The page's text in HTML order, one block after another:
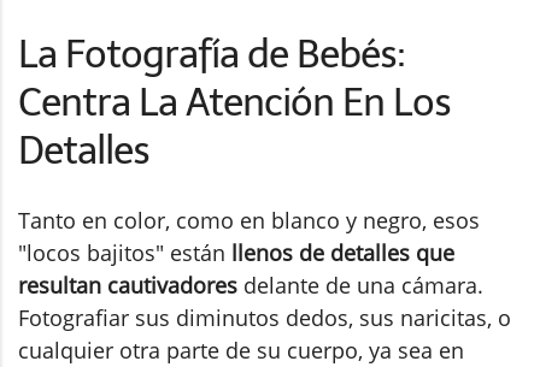
La Fotografía de Bebés:
Centra La Atención En Los
Detalles
Tanto en color, como en blanco y negro, esos
"locos bajitos" están llenos de detalles que
resultan cautivadores delante de una cámara.
Fotografiar sus diminutos dedos, sus naricitas, o
cualquier otra parte de su cuerpo, ya sea en